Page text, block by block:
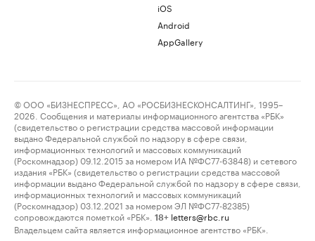
iOS
Android
AppGallery
© ООО «БИЗНЕСПРЕСС», АО «РОСБИЗНЕСКОНСАЛТИНГ», 1995–
2026. Сообщения и материалы информационного агентства «РБК»
(свидетельство о регистрации средства массовой информации
выдано Федеральной службой по надзору в сфере связи,
информационных технологий и массовых коммуникаций
(Роскомнадзор) 09.12.2015 за номером ИА №ФС77-63848) и сетевого
издания «РБК» (свидетельство о регистрации средства массовой
информации выдано Федеральной службой по надзору в сфере связи,
информационных технологий и массовых коммуникаций
(Роскомнадзор) 03.12.2021 за номером ЭЛ №ФС77-82385)
сопровождаются пометкой «РБК».
18+ letters@rbc.ru
Владельцем сайта является информационное агентство «РБК».